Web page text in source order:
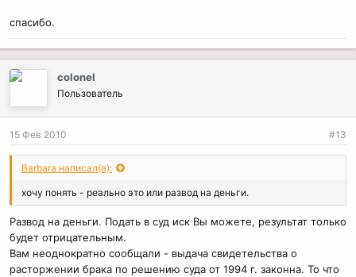
спасибо.
colonel
Пользователь
15 Фев 2010 #13
Barbara написал(а):
хочу понять - реально это или развод на деньги.
Развод на деньги. Подать в суд иск Вы можете, результат только
будет отрицательным.
Вам неоднократно сообщали - выдача свидетельства о
расторжении брака по решению суда от 1994 г. законна. То что